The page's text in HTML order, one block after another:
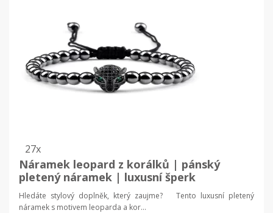
27x
Náramek leopard z korálků | pánský
pletený náramek | luxusní šperk
Hledáte stylový doplněk, který zaujme? Tento luxusní pletený
náramek s motivem leoparda a kor...